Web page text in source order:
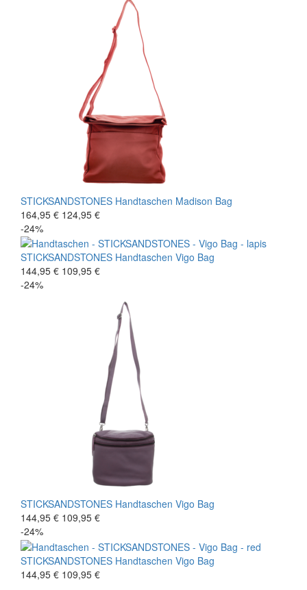
STICKSANDSTONES Handtaschen Madison Bag
164,95 € 124,95 €
-24%
STICKSANDSTONES Handtaschen Vigo Bag
144,95 € 109,95 €
-24%
STICKSANDSTONES Handtaschen Vigo Bag
144,95 € 109,95 €
-24%
STICKSANDSTONES Handtaschen Vigo Bag
144,95 € 109,95 €